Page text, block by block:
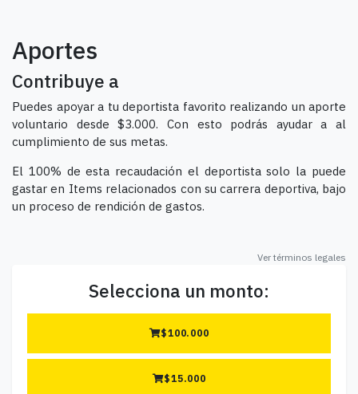
Aportes
Contribuye a
Puedes apoyar a tu deportista favorito realizando un aporte
voluntario desde $3.000. Con esto podrás ayudar a al
cumplimiento de sus metas.
El 100% de esta recaudación el deportista solo la puede
gastar en Items relacionados con su carrera deportiva, bajo
un proceso de rendición de gastos.
Ver términos legales
Selecciona un monto:
$100.000
$15.000